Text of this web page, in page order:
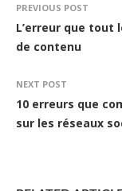
PREVIOUS POST
L’erreur que
de contenu
NEXT POST
10 erreurs que
sur les réseaux